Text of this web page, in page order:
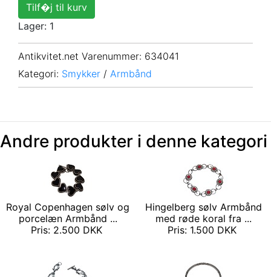
Tilf�j til kurv
Lager: 1
Antikvitet.net Varenummer: 634041
Kategori: Smykker / Armbånd
Andre produkter i denne kategori
Royal Copenhagen sølv og
porcelæn Armbånd ...
Pris: 2.500 DKK
Hingelberg sølv Armbånd
med røde koral fra ...
Pris: 1.500 DKK